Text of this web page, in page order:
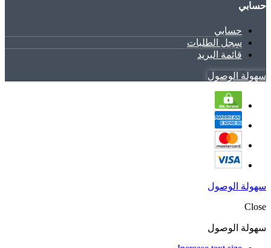
حسابي
حسابي
سِجل الطلبات
قائمة البريد
سهولة الوصول
سهولة الوصول
Close
سهولة الوصول